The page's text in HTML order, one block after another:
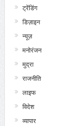
ट्रेंडिंग
डिज़ाइन
न्यूज़
मनोरंजन
मुद्रा
राजनीति
लाइफ
विदेश
व्यापार